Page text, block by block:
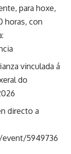
para hoxe,
horas, con
vinculada á
do
directo a
5949736